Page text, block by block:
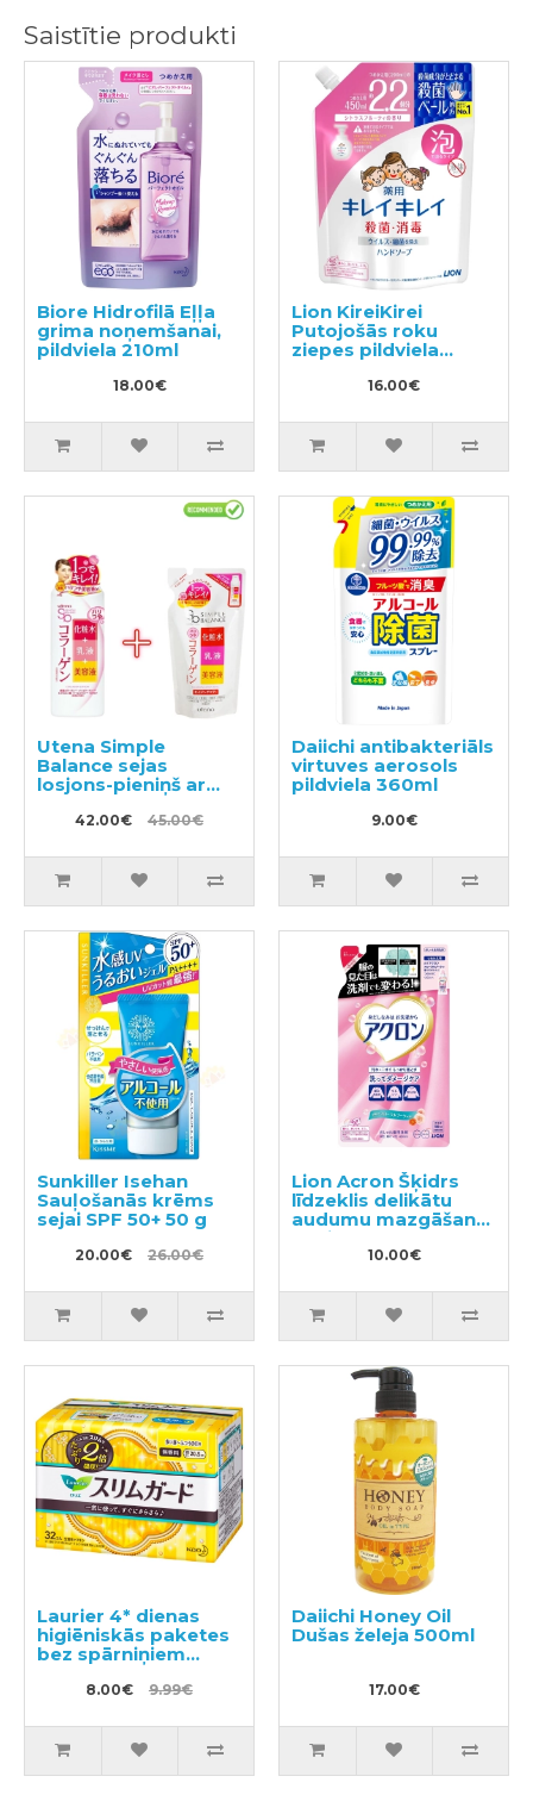
Saistītie produkti
Biore Hidrofilā Eļļa
grima noņemšanai,
pildviela 210ml
18.00€
Lion KireiKirei
Putojošās roku
ziepes pildviela
16.00€
Utena Simple
Balance sejas
losjons-pieniņš ar
kolagēnu 220ml +
pildviela 200ml
42.00€ 45.00€
Daiichi antibakteriāls
virtuves aerosols
pildviela 360ml
9.00€
Sunkiller Isehan
Sauļošanās krēms
sejai SPF 50+ 50 g
20.00€ 26.00€
Lion Acron Šķidrs
līdzeklis delikātu
audumu mazgāšanai
ar ziedu aromātu,
pildviela 400ml
10.00€
Laurier 4* dienas
higiēniskās paketes
bez spārniņiem
20,5cm 32gab
8.00€ 9.99€
Daiichi Honey Oil
Dušas želeja 500ml
17.00€